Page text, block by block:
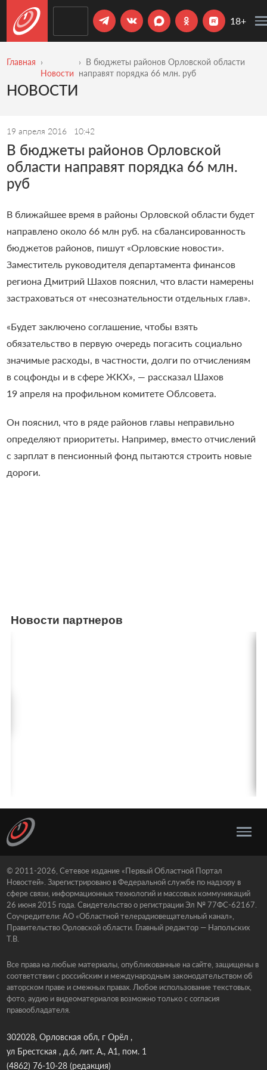
18+
Главная
Новости
В бюджеты районов Орловской области
направят порядка 66 млн. руб
НОВОСТИ
19 апреля 2016 10:42
В бюджеты районов Орловской
области направят порядка 66 млн.
руб
В ближайшее время в районы Орловской области будет
направлено около 66 млн руб. на сбалансированность
бюджетов районов, пишут «Орловские новости»
Заместитель руководителя департамента финансов
региона Дмитрий Шахов пояснил, что власти намерены
застраховаться от «несознательности отдельных глав»
«Будет заключено соглашение, чтобы взять
обязательство в первую очередь погасить социально
значимые расходы, в частности, долги по отчислениям
в соцфонды и в сфере ЖКХ» , — рассказал Шахов
19 апреля на профильном комитете Облсовета.
Он пояснил, что в ряде районов главы неправильно
определяют приоритеты. Например, вместо отчислений
с зарплат в пенсионный фонд пытаются строить новые
дороги.
Новости партнеров
© 2011-2026, Сетевое издание «Первый Областной Портал
Новостей». Зарегистрировано в Федеральной службе по надзору в
сфере связи, информационных технологий и массовых коммуникаций
26 июня 2015 года. Свидетельство о регистрации Эл № 77ФС-62167.
Соучредители: АО «Областной телерадиовещательный канал»,
Правительство Орловской области. Главный редактор — Напольских
Т.В.
Все права на любые материалы, опубликованные на сайте, защищены в
соответствии с российским и международным законодательством об
авторском праве и смежных правах. Любое использование текстовых,
фото, аудио и видеоматериалов возможно только с согласия
правообладателя.
302028, Орловская обл, г Орёл ,
ул Брестская , д.6, лит. А., А1, пом. 1
(4862) 76-10-28(редакция)